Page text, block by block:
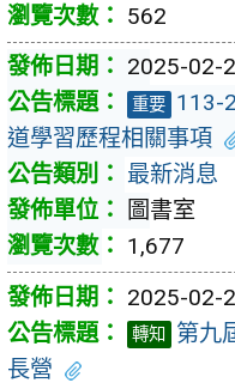
562
2025-02-
重要 113-
道學習歷程相關事項
最新消息
圖書室
1,677
2025-02-
轉知
第九
長營